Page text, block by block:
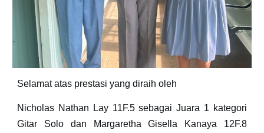
Selamat atas prestasi yang diraih oleh
Nicholas Nathan Lay 11F.5 sebagai Juara 1 kategori
Gitar Solo dan Margaretha Gisella Kanaya 12F.8